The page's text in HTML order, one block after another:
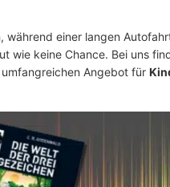
während einer langen
wie keine Chance. Bei uns
Angebot für